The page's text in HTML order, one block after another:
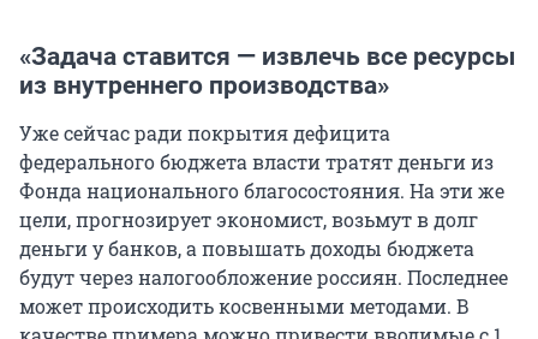
«Задача ставится — извлечь все ресурсы
из внутреннего производства»
Уже сейчас ради покрытия дефицита
федерального бюджета власти тратят деньги из
Фонда национального благосостояния. На эти же
цели, прогнозирует экономист, возьмут в долг
деньги у банков, а повышать доходы бюджета
будут через налогообложение россиян. Последнее
может происходить косвенными методами. В